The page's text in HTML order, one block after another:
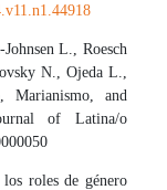
L., Roesch
N., Ojeda L.,
and
of Latina/o
roles de género